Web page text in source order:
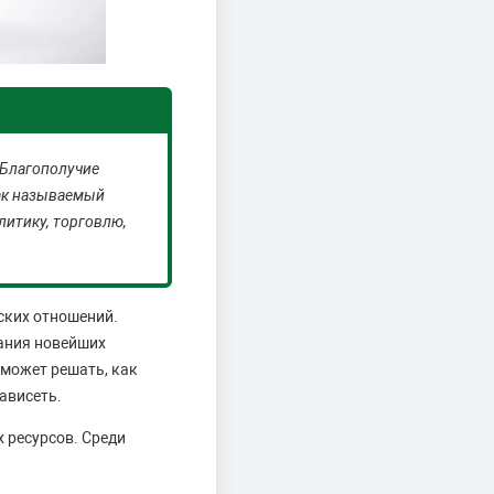
называемый
торговлю,
отношений.
новейших
решать, как
ресурсов. Среди